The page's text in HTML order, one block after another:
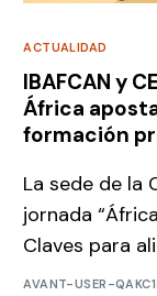
ACTUALIDAD
IBAFCAN y
África
formación
La sede de la
jornada
Claves para
AVANT-USER-